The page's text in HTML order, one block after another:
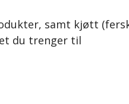
samt kjøtt
du trenger til